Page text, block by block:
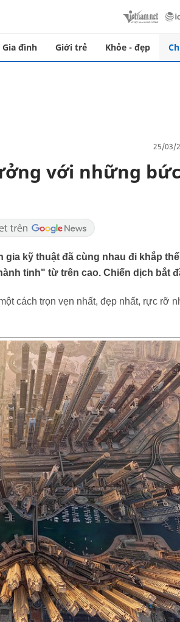
Gia đình Giới trẻ Khỏe - đẹp
25/03/
với những
gia kỹ thuật đã cùng nhau đi khắp
tinh" từ trên cao. Chiến dịch bắt
cách trọn vẹn nhất, đẹp nhất, rực rỡ